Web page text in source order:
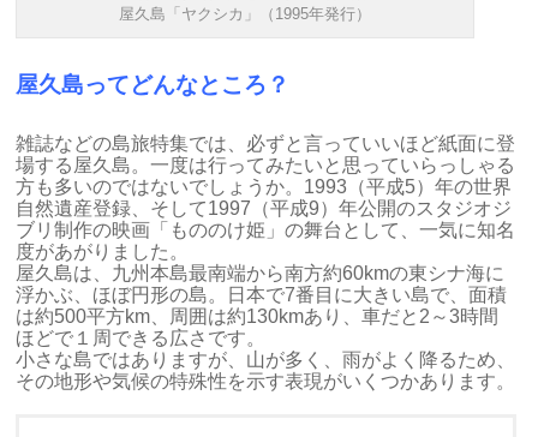
屋久島「ヤクシカ」（1995年発行）
屋久島ってどんなところ？
雑誌などの島旅特集では、必ずと言っていいほど紙面に登
場する屋久島。一度は行ってみたいと思っていらっしゃる
方も多いのではないでしょうか。1993（平成5）年の世界
自然遺産登録、そして1997（平成9）年公開のスタジオジ
ブリ制作の映画「もののけ姫」の舞台として、一気に知名
度があがりました。
屋久島は、九州本島最南端から南方約60kmの東シナ海に
浮かぶ、ほぼ円形の島。日本で7番目に大きい島で、面積
は約500平方km、周囲は約130kmあり、車だと2～3時間
ほどで１周できる広さです。
小さな島ではありますが、山が多く、雨がよく降るため、
その地形や気候の特殊性を示す表現がいくつかあります。